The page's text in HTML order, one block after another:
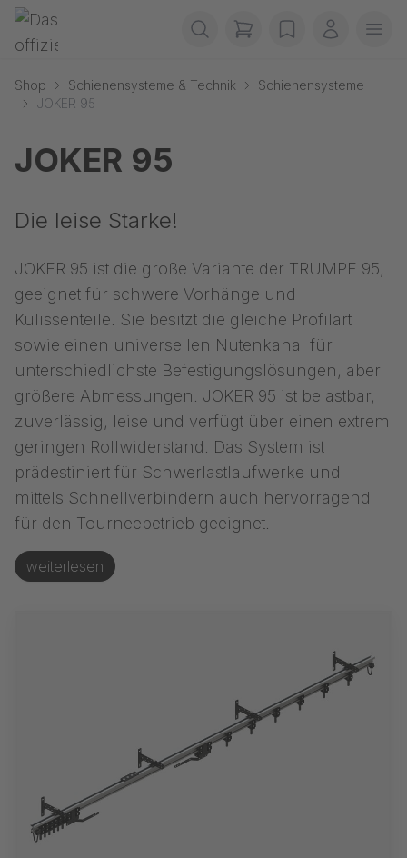
Navigation überspringen
Gerriets
items in cart, view
wishlistMein
Shop Schienensysteme & Technik
Schienensysteme
JOKER 95
JOKER 95
Die leise Starke!
JOKER 95 ist die große Variante der TRUMPF 95,
geeignet für schwere Vorhänge und
Kulissenteile. Sie besitzt die gleiche Profilart
sowie einen universellen Nutenkanal für
unterschiedlichste Befestigungslösungen, aber
größere Abmessungen. JOKER 95 ist belastbar,
zuverlässig, leise und verfügt über einen extrem
geringen Rollwiderstand. Das System ist
prädestiniert für Schwerlastlaufwerke und
mittels Schnellverbindern auch hervorragend
für den Tourneebetrieb geeignet.
weiterlesen